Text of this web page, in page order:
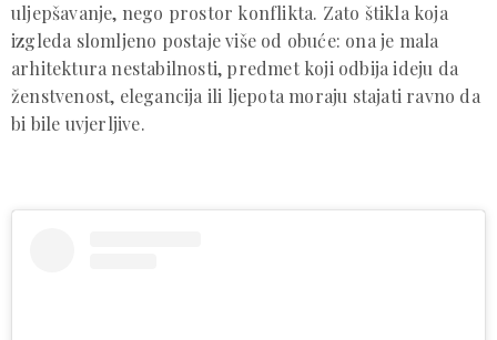
uljepšavanje, nego prostor konflikta. Zato štikla koja
izgleda slomljeno postaje više od obuće: ona je mala
arhitektura nestabilnosti, predmet koji odbija ideju da
ženstvenost, elegancija ili ljepota moraju stajati ravno da
bi bile uvjerljive.